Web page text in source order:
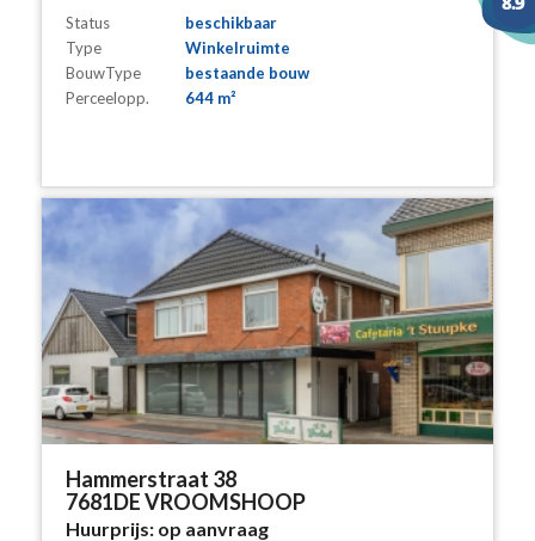
Status
beschikbaar
Type
Winkelruimte
BouwType
bestaande bouw
Perceelopp.
644 m²
Hammerstraat 38
7681DE VROOMSHOOP
Huurprijs: op aanvraag